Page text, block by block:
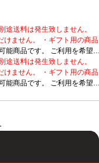
途送料は発生致しません。
けません。 ・ギフト用の商品
能商品です。 ご利用を希望
「結び・上部表書き内容・
斗の場合は、結びをご指定
望の場合、作成作業のため最
ルゼンチン、メンドーサ /
ジェームス・サックリン
バー、デキャンター2020
途送料は発生致しません。
けません。 ・ギフト用の商品
能商品です。 ご利用を希望
望の場合、作成作業のため最
後より配送指定日をご選択
日の配送となります。ご了承